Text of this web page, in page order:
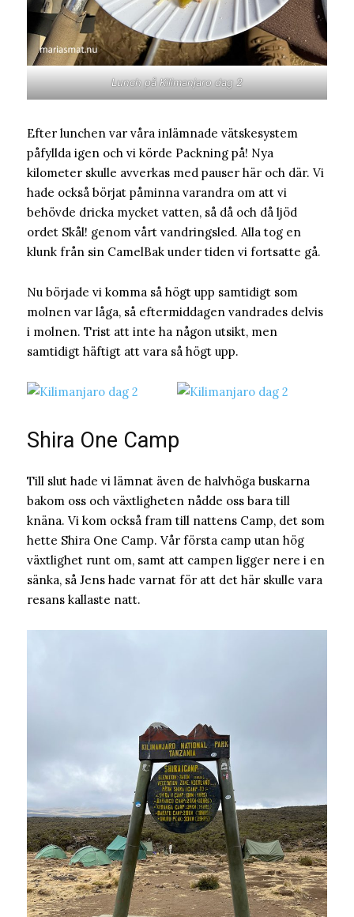
Lunch på Kilimanjaro dag 2
Efter lunchen var våra inlämnade vätskesystem
påfyllda igen och vi körde Packning på! Nya
kilometer skulle avverkas med pauser här och där. Vi
hade också börjat påminna varandra om att vi
behövde dricka mycket vatten, så då och då ljöd
ordet Skål! genom vårt vandringsled. Alla tog en
klunk från sin CamelBak under tiden vi fortsatte gå.
Nu började vi komma så högt upp samtidigt som
molnen var låga, så eftermiddagen vandrades delvis
i molnen. Trist att inte ha någon utsikt, men
samtidigt häftigt att vara så högt upp.
Shira One Camp
Till slut hade vi lämnat även de halvhöga buskarna
bakom oss och växtligheten nådde oss bara till
knäna. Vi kom också fram till nattens Camp, det som
hette Shira One Camp. Vår första camp utan hög
växtlighet runt om, samt att campen ligger nere i en
sänka, så Jens hade varnat för att det här skulle vara
resans kallaste natt.